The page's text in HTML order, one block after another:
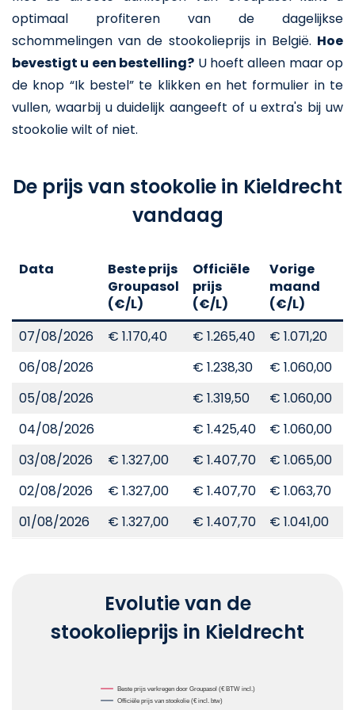
optimaal profiteren van de dagelijkse
schommelingen van de stookolieprijs in België. Hoe
bevestigt u een bestelling? U hoeft alleen maar op
de knop “Ik bestel” te klikken en het formulier in te
vullen, waarbij u duidelijk aangeeft of u extra's bij uw
stookolie wilt of niet.
De prijs van stookolie in Kieldrecht
vandaag
Data
Beste prijs
Groupasol
(€/L)
Officiële
prijs
(€/L)
Vorige
maand
(€/L)
07/08/2026
€ 1.170,40 € 1.265,40 € 1.071,20
06/08/2026
€ 1.238,30 € 1.060,00
05/08/2026
€ 1.319,50 € 1.060,00
04/08/2026
€ 1.425,40 € 1.060,00
03/08/2026
€ 1.327,00 € 1.407,70 € 1.065,00
02/08/2026
€ 1.327,00 € 1.407,70 € 1.063,70
01/08/2026
€ 1.327,00 € 1.407,70 € 1.041,00
Evolutie van de
stookolieprijs in Kieldrecht
Beste prijs verkregen door Groupasol (€ BTW incl.)
Officiële prijs van stookolie (€ incl. btw)